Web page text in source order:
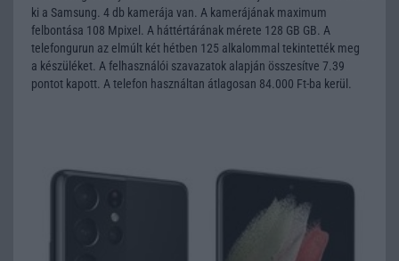
ki a Samsung. 4 db kamerája van. A kamerájának maximum
felbontása 108 Mpixel. A háttértárának mérete 128 GB GB. A
telefongurun az elmúlt két hétben 125 alkalommal tekintették meg
a készüléket. A felhasználói szavazatok alapján összesítve 7.39
pontot kapott. A telefon használtan átlagosan 84.000 Ft-ba kerül.